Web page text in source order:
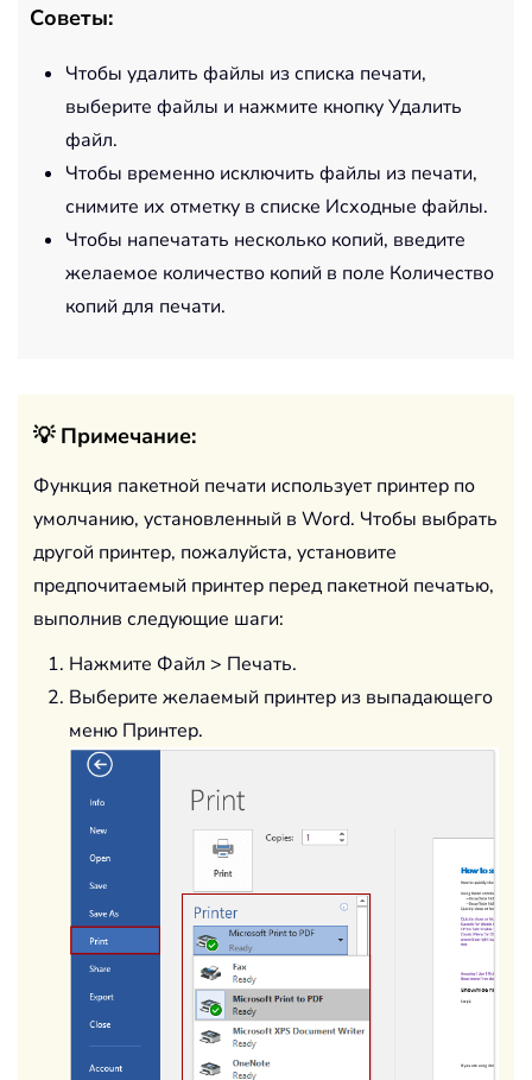
Советы:
Чтобы удалить файлы из списка печати,
выберите файлы и нажмите кнопку Удалить
файл.
Чтобы временно исключить файлы из печати,
снимите их отметку в списке Исходные файлы.
Чтобы напечатать несколько копий, введите
желаемое количество копий в поле Количество
копий для печати.
💡 Примечание:
Функция пакетной печати использует принтер по
умолчанию, установленный в Word. Чтобы выбрать
другой принтер, пожалуйста, установите
предпочитаемый принтер перед пакетной печатью,
выполнив следующие шаги:
Нажмите Файл > Печать.
Выберите желаемый принтер из выпадающего
меню Принтер.